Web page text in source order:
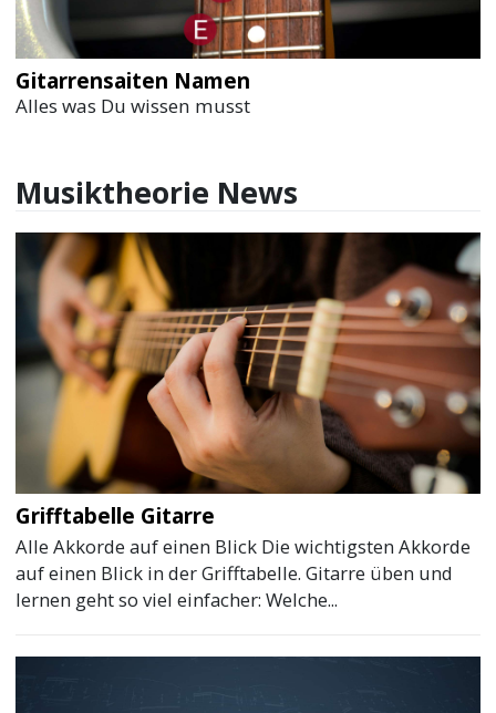
Gitarrensaiten Namen
Alles was Du wissen musst
Musiktheorie News
Grifftabelle Gitarre
Alle Akkorde auf einen Blick Die wichtigsten Akkorde
auf einen Blick in der Grifftabelle. Gitarre üben und
lernen geht so viel einfacher: Welche...